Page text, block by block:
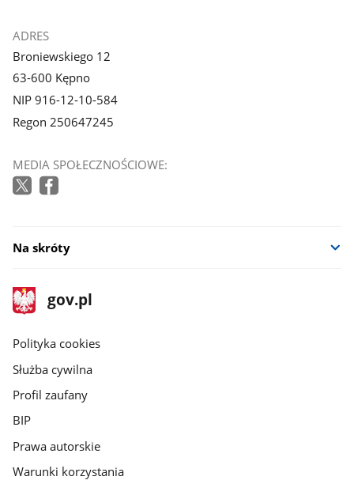
stopka
ADRES
Broniewskiego 12
63-600 Kępno
NIP 916-12-10-584
Regon 250647245
MEDIA SPOŁECZNOŚCIOWE:
Na skróty
stopka
gov.pl
Strona
gov.pl
gov.pl
Polityka cookies
Służba cywilna
Profil zaufany
BIP
Prawa autorskie
Warunki korzystania